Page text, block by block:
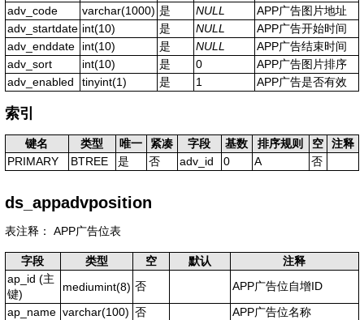
adv_code
varchar(1000) 是 NULL
APP广告图片地址
adv_startdate int(10) 是 NULL
APP广告开始时间
adv_enddate
int(10) 是 NULL
APP广告结束时间
adv_sort
int(10) 是 0
APP广告图片排序
adv_enabled
tinyint(1) 是 1 APP广告是否有效
索引
键名 类型 唯一 紧凑 字段 基数 排序规则 空
注释
PRIMARY
BTREE 是 否 adv_id 0 A 否
ds_appadvposition
表注释： APP广告位表
字段 类型 空 默认
注释
ap_id (主
键)
mediumint(8) 否
APP广告位自增ID
ap_name varchar(100) 否
APP广告位名称